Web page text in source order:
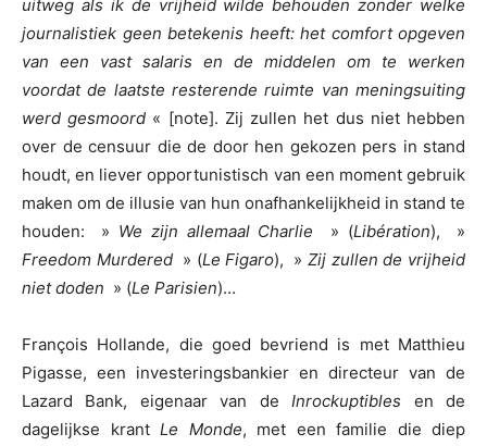
uitweg als ik de vrijheid wilde behouden zonder welke
journalistiek geen betekenis heeft: het comfort opgeven
van een vast salaris en de middelen om te werken
voordat de laatste resterende ruimte van meningsuiting
werd gesmoord « [note]. Zij zullen het dus niet hebben
over de censuur die de door hen gekozen pers in stand
houdt, en liever opportunistisch van een moment gebruik
maken om de illusie van hun onafhankelijkheid in stand te
houden: » We zijn allemaal Charlie » (Libération), »
Freedom Murdered» (Le Figaro), »Zij zullen de vrijheid
niet doden » (Le Parisien)…
François Hollande, die goed bevriend is met Matthieu
Pigasse, een investeringsbankier en directeur van de
Lazard Bank, eigenaar van deInrockuptibles en de
dagelijkse krant Le Monde, met een familie die diep